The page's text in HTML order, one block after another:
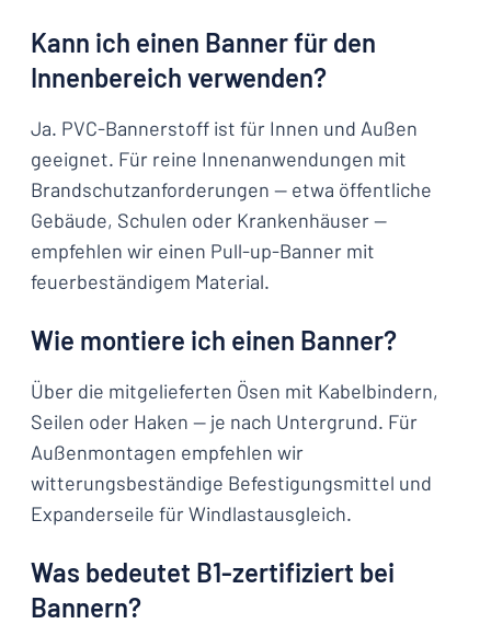
Kann ich einen Banner für den
Innenbereich verwenden?
Ja. PVC-Bannerstoff ist für Innen und Außen
geeignet. Für reine Innenanwendungen mit
Brandschutzanforderungen — etwa öffentliche
Gebäude, Schulen oder Krankenhäuser —
empfehlen wir einen Pull-up-Banner mit
feuerbeständigem Material.
Wie montiere ich einen Banner?
Über die mitgelieferten Ösen mit Kabelbindern,
Seilen oder Haken — je nach Untergrund. Für
Außenmontagen empfehlen wir
witterungsbeständige Befestigungsmittel und
Expanderseile für Windlastausgleich.
Was bedeutet B1-zertifiziert bei
Bannern?